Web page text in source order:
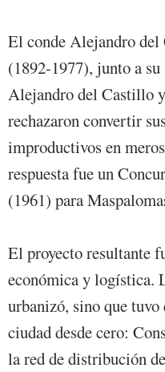
El conde Alejandro
(1892-1977), junto a
Alejandro del Castillo
rechazaron convertir
improductivos en
respuesta fue un
(1961) para
El proyecto resultante
económica y logística.
urbanizó, sino que
ciudad desde cero:
la red de distribución